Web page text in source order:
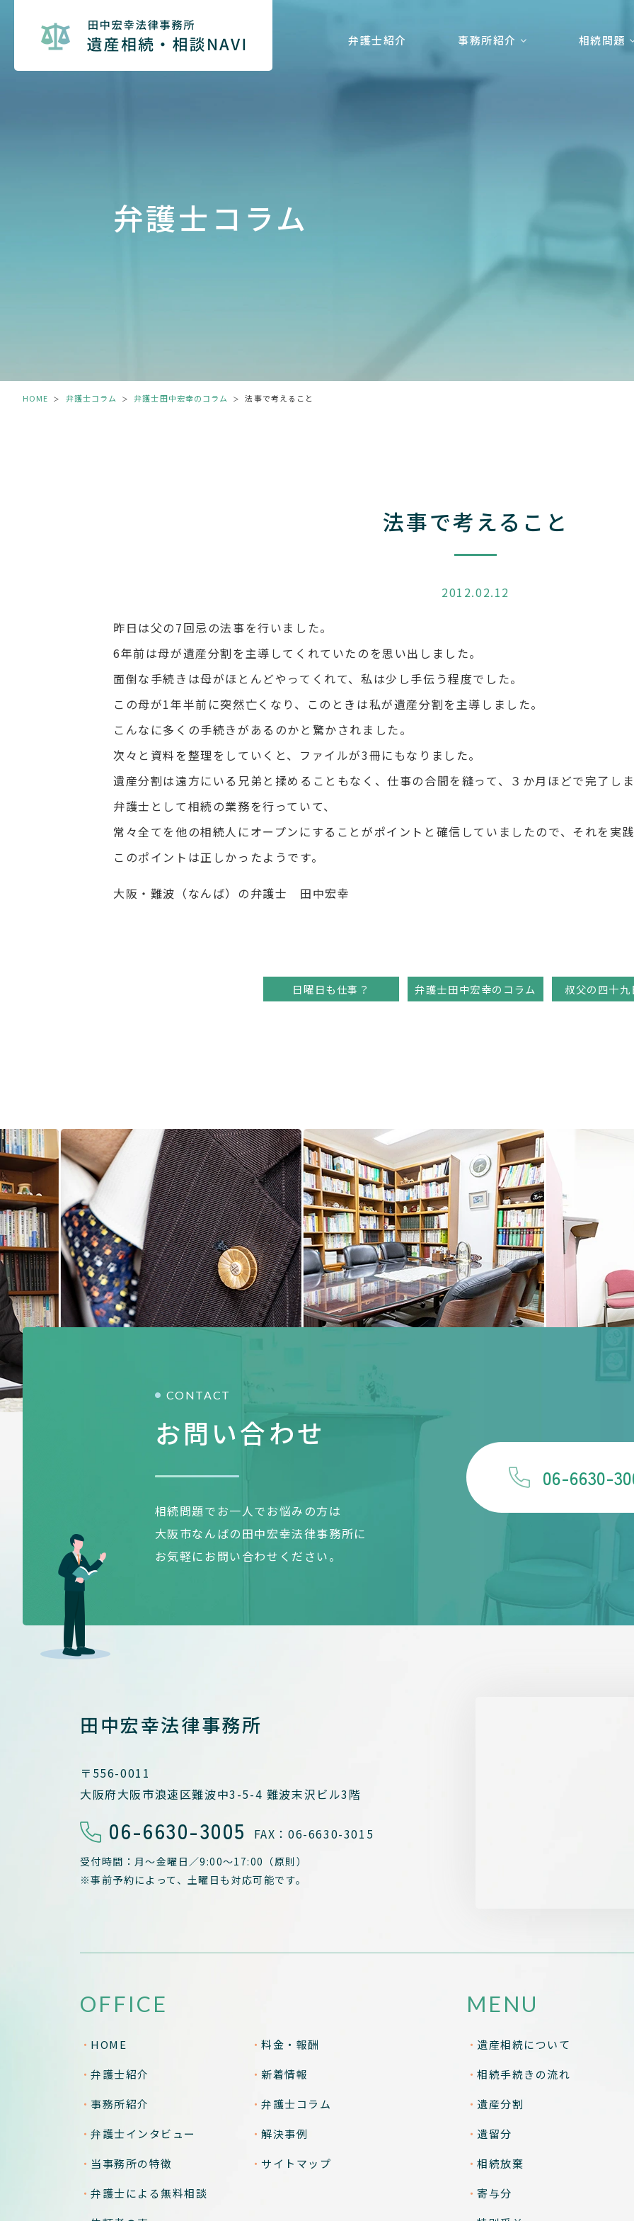
弁護士紹介 事務所紹介 相続問題
弁護士コラム
HOME ＞ 弁護士コラム ＞ 弁護士田中宏幸のコラム ＞ 法事で考えること
法事で考えること
2012.02.12
昨日は父の7回忌の法事を行いました。
6年前は母が遺産分割を主導してくれていたのを思い出しました。
面倒な手続きは母がほとんどやってくれて、私は少し手伝う程度でした。
この母が1年半前に突然亡くなり、このときは私が遺産分割を主導しました。
こんなに多くの手続きがあるのかと驚かされました。
次々と資料を整理をしていくと、ファイルが3冊にもなりました。
遺産分割は遠方にいる兄弟と揉めることもなく、仕事の合間を縫って、３か月ほどで完了し
弁護士として相続の業務を行っていて、
常々全てを他の相続人にオープンにすることがポイントと確信していましたので、それを実
このポイントは正しかったようです。
大阪・難波（なんば）の弁護士 田中宏幸
日曜日も仕事？ 弁護士田中宏幸のコラム 叔父の四十
CONTACT
お問い合わせ
相続問題でお一人でお悩みの方は
大阪市なんばの田中宏幸法律事務所に
お気軽にお問い合わせください。
06-6630-
田中宏幸法律事務所
〒556-0011
大阪府大阪市浪速区難波中3-5-4 難波末沢ビル3階
06-6630-3005 FAX：06-6630-3015
受付時間：月～金曜日／9:00～17:00（原則）
※事前予約によって、 土曜日も対応可能です。
OFFICE
HOME
弁護士紹介
事務所紹介
弁護士インタビュー
当事務所の特徴
弁護士による無料相談
料金・報酬
新着情報
弁護士コラム
解決事例
サイトマップ
MENU
遺産相続について
相続手続きの流れ
遺産分割
遺留分
相続放棄
寄与分